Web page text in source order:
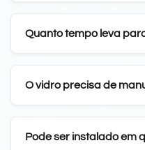
Quanto tempo leva
O vidro precisa de
Pode ser instalado em